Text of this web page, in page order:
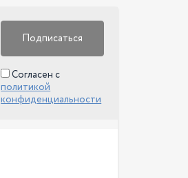
Подписаться
Согласен с
политикой
конфиденциальности